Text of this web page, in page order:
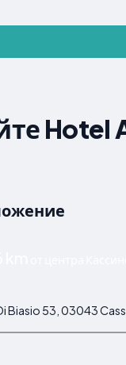
Hotel
Biasio 53, 03043